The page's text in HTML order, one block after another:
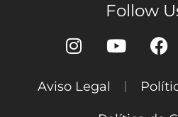
Follow
Aviso Legal